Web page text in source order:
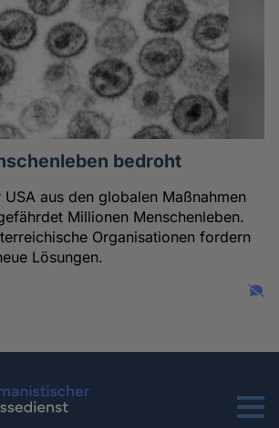
bedroht
aus den globalen Maßnahmen
Millionen Menschenleben.
Organisationen fordern
Lösungen.
Menu